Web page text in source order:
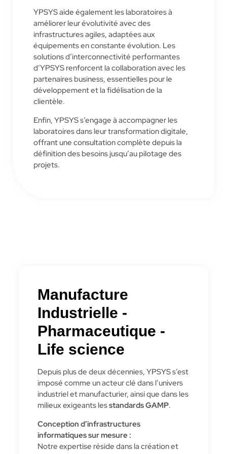
YPSYS aide également les laboratoires à
améliorer leur évolutivité avec des
infrastructures agiles, adaptées aux
équipements en constante évolution. Les
solutions d’interconnectivité performantes
d’YPSYS renforcent la collaboration avec les
partenaires business, essentielles pour le
développement et la fidélisation de la
clientèle.
Enfin, YPSYS s’engage à accompagner les
laboratoires dans leur transformation digitale,
offrant une consultation complète depuis la
définition des besoins jusqu’au pilotage des
projets.
Manufacture
Industrielle -
Pharmaceutique -
Life science​
Depuis plus de deux décennies, YPSYS s’est
imposé comme un acteur clé dans l’univers
industriel et manufacturier, ainsi que dans les
milieux exigeants lesstandards GAMP.
Conception d’infrastructures
informatiques sur mesure :
Notre expertise réside dans la création et